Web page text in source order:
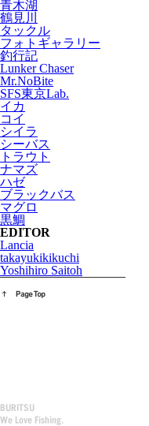
青木湖
鶴見川
タックル
フォトギャラリー
釣行記
Lunker Chaser
Mr.NoBite
SFS東京Lab.
イカ
コイ
シイラ
シーバス
トラウト
ナマズ
ハゼ
ブラックバス
マグロ
黒鯛
EDITOR
Lancia
takayukikikuchi
Yoshihiro Saitoh